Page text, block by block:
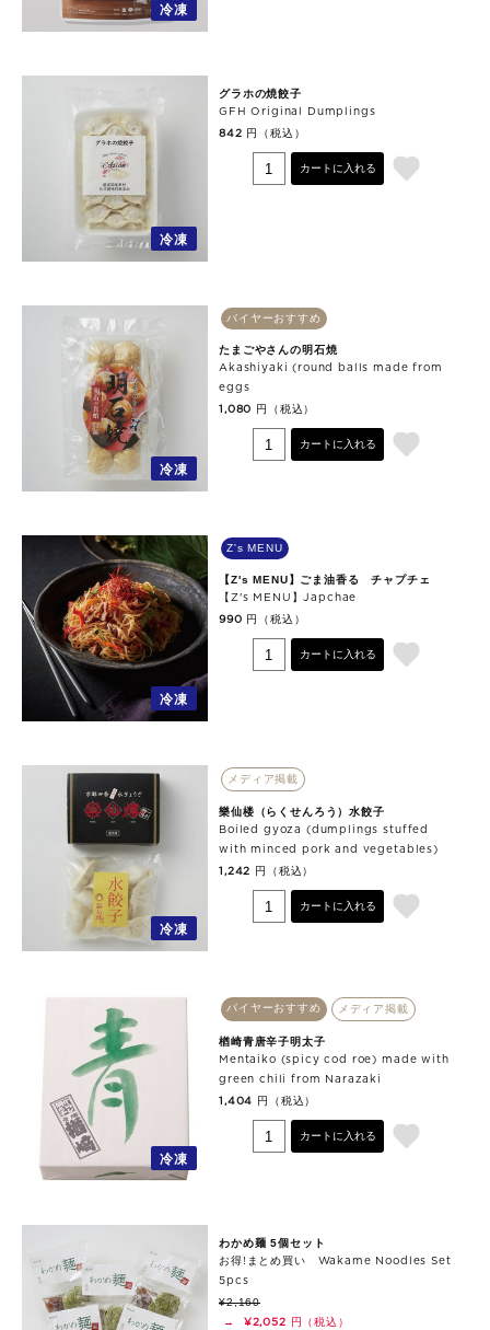
冷凍
冷凍
グラホの焼餃子
GFH Original Dumplings
842 円（税込）
カートに入れる
冷凍
バイヤーおすすめ
たまごやさんの明石焼
Akashiyaki (round balls made from
eggs
1,080 円（税込）
カートに入れる
冷凍
Z's MENU
【Z's MENU】ごま油香る チャプチェ
【Z's MENU】Japchae
990 円（税込）
カートに入れる
冷凍
メディア掲載
樂仙楼（らくせんろう）水餃子
Boiled gyoza (dumplings stuffed
with minced pork and vegetables)
1,242 円（税込）
カートに入れる
冷凍
バイヤーおすすめ メディア掲載
楢崎青唐辛子明太子
Mentaiko (spicy cod roe) made with
green chili from Narazaki
1,404 円（税込）
カートに入れる
わかめ麺 5個セット
お得!まとめ買い Wakame Noodles Set
5pcs
¥2,160
→
¥2,052 円（税込）